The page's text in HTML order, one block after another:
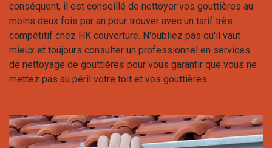
conséquent, il est conseillé de nettoyer vos gouttières au
moins deux fois par an pour trouver avec un tarif très
compétitif chez HK couverture. N'oubliez pas qu'il vaut
mieux et toujours consulter un professionnel en services
de nettoyage de gouttières pour vous garantir que vous ne
mettez pas au péril votre toit et vos gouttières.